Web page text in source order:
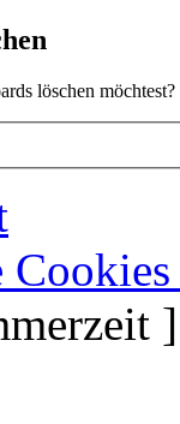
löschen möchtest?
]